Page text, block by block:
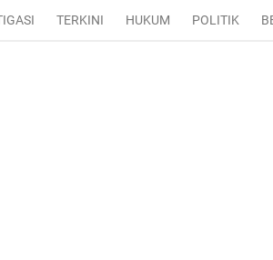
TERKINI HUKUM POLITIK